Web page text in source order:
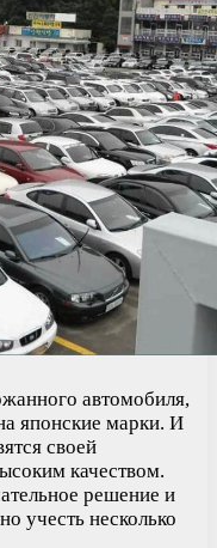
автомобиля,
японские марки. И
своей
качеством.
решение и
учесть несколько